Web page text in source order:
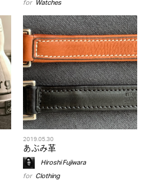
2019.05.30
あぶみ革
Hiroshi Fujiwara
for Clothing